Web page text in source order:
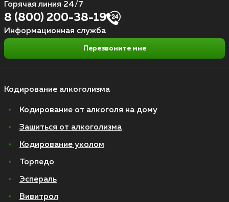
Кодирование алкоголизма
Кодирование от алкоголя на дому
Зашиться от алкоголизма
Кодирование уколом
Торпедо
Эспераль
Вивитрол
Горячая линия 24/7
8 (800) 200-38-19
Информационная служба
Перезвоните мне